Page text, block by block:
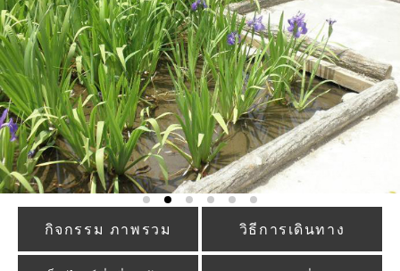
กิจกรรม ภาพรวม วิธีการเดินทาง